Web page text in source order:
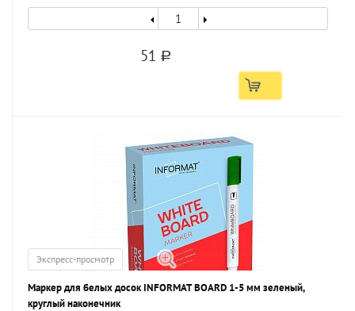
51 a
Экспресс-просмотр
Маркер для белых досок INFORMAT BOARD 1-5 мм зеленый,
круглый наконечник